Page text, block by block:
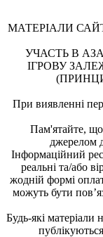
МАТЕРІАЛИ
УЧАСТЬ В
ІГРОВУ
При виявленні
Пам'ятайте, що
джерелом
Інформаційний
реальні та/або
жодній формі
можуть бути
Будь-які матеріали